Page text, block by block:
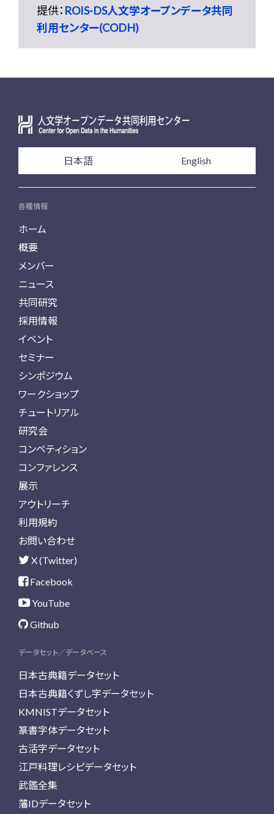
提供： ROIS-DS人文学オープンデータ共同
利用センター(CODH)
日本語 English
各種情報
ホーム
概要
メンバー
ニュース
共同研究
採用情報
イベント
セミナー
シンポジウム
ワークショップ
チュートリアル
研究会
コンペティション
コンファレンス
展示
アウトリーチ
利用規約
お問い合わせ
X (Twitter)
Facebook
YouTube
Github
データセット／データベース
日本古典籍データセット
日本古典籍くずし字データセット
KMNISTデータセット
篆書字体データセット
古活字データセット
江戸料理レシピデータセット
武鑑全集
藩IDデータセット